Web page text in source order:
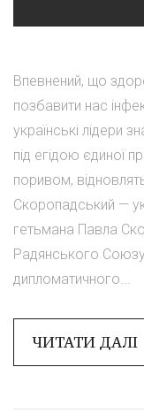
Впевнений, що
позбавити нас
українські лідери
під егідою єдиної
поривом,
Скоропадський —
гетьмана Павла
Радянського
дипломатичного...
ЧИТАТИ ДАЛІ